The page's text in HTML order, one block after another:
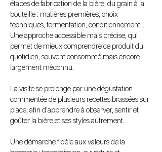
étapes de fabrication de la bière, du grain à la
bouteille : matières premières, choix
techniques, fermentation, conditionnement…
Une approche accessible mais précise, qui
permet de mieux comprendre ce produit du
quotidien, souvent consommé mais encore
largement méconnu.
La visite se prolonge par une dégustation
commentée de plusieurs recettes brassées sur
place, afin d’apprendre à observer, sentir et
goûter la bière et ses styles autrement.
Une démarche fidèle aux valeurs de la